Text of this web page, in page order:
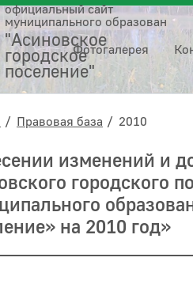
официальный сайт
муниципального образования
"Асиновское
городское
поселение"
Фотогалерея
Правовая база 2010
изменений и
городского
на 2010 год»